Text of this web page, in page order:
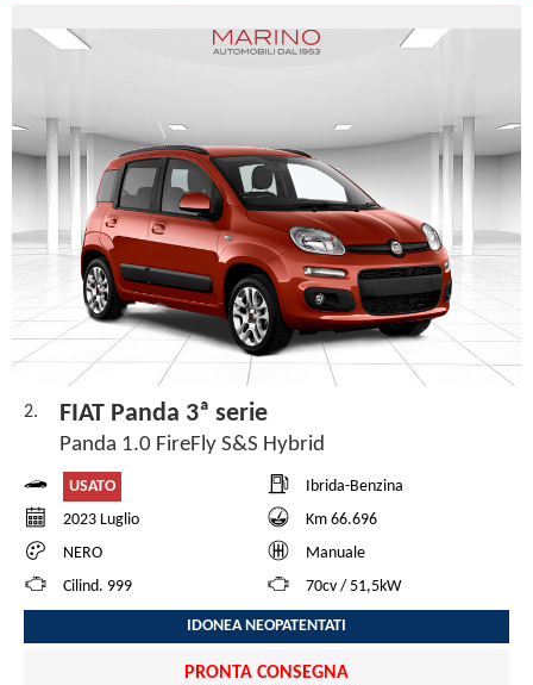
2. FIAT Panda 3ª serie
Panda 1.0 FireFly S&S Hybrid
USATO
Ibrida-Benzina
2023 Luglio
Km 66.696
NERO
Manuale
Cilind. 999
70cv / 51,5kW
IDONEA NEOPATENTATI
PRONTA CONSEGNA